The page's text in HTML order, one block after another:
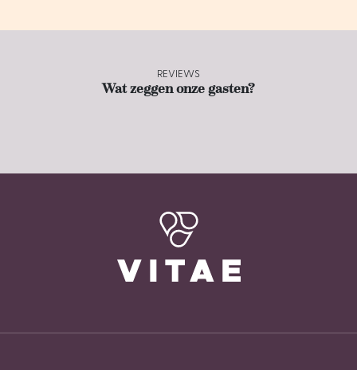
REVIEWS
Wat zeggen onze gasten?